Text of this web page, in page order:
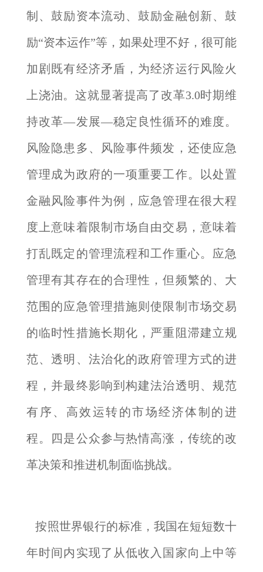
制、鼓励资本流动、鼓励金融创新、鼓
励“资本运作”等，如果处理不好，很可能
加剧既有经济矛盾，为经济运行风险火
上浇油。这就显著提高了改革3.0时期维
持改革—发展—稳定良性循环的难度。
风险隐患多、风险事件频发，还使应急
管理成为政府的一项重要工作。以处置
金融风险事件为例，应急管理在很大程
度上意味着限制市场自由交易，意味着
打乱既定的管理流程和工作重心。应急
管理有其存在的合理性，但频繁的、大
范围的应急管理措施则使限制市场交易
的临时性措施长期化，严重阻滞建立规
范、透明、法治化的政府管理方式的进
程，并最终影响到构建法治透明、规范
有序、高效运转的市场经济体制的进
程。四是公众参与热情高涨，传统的改
革决策和推进机制面临挑战。
按照世界银行的标准，我国在短短数十
年时间内实现了从低收入国家向上中等